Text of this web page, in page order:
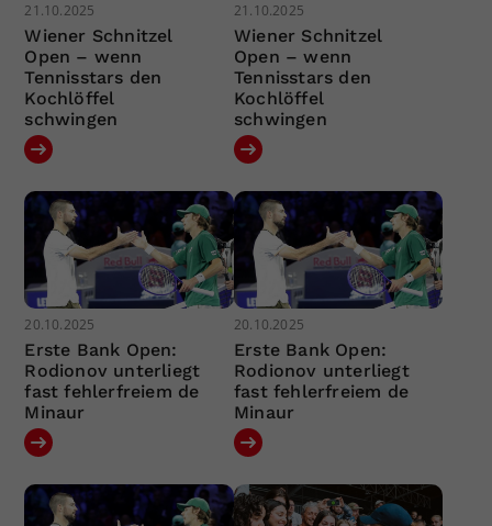
21.10.2025
Wiener Schnitzel
Open – wenn
Tennisstars den
Kochlöffel
schwingen
21.10.2025
Wiener Schnitzel
Open – wenn
Tennisstars den
Kochlöffel
schwingen
20.10.2025
Erste Bank Open:
Rodionov unterliegt
fast fehlerfreiem de
Minaur
20.10.2025
Erste Bank Open:
Rodionov unterliegt
fast fehlerfreiem de
Minaur